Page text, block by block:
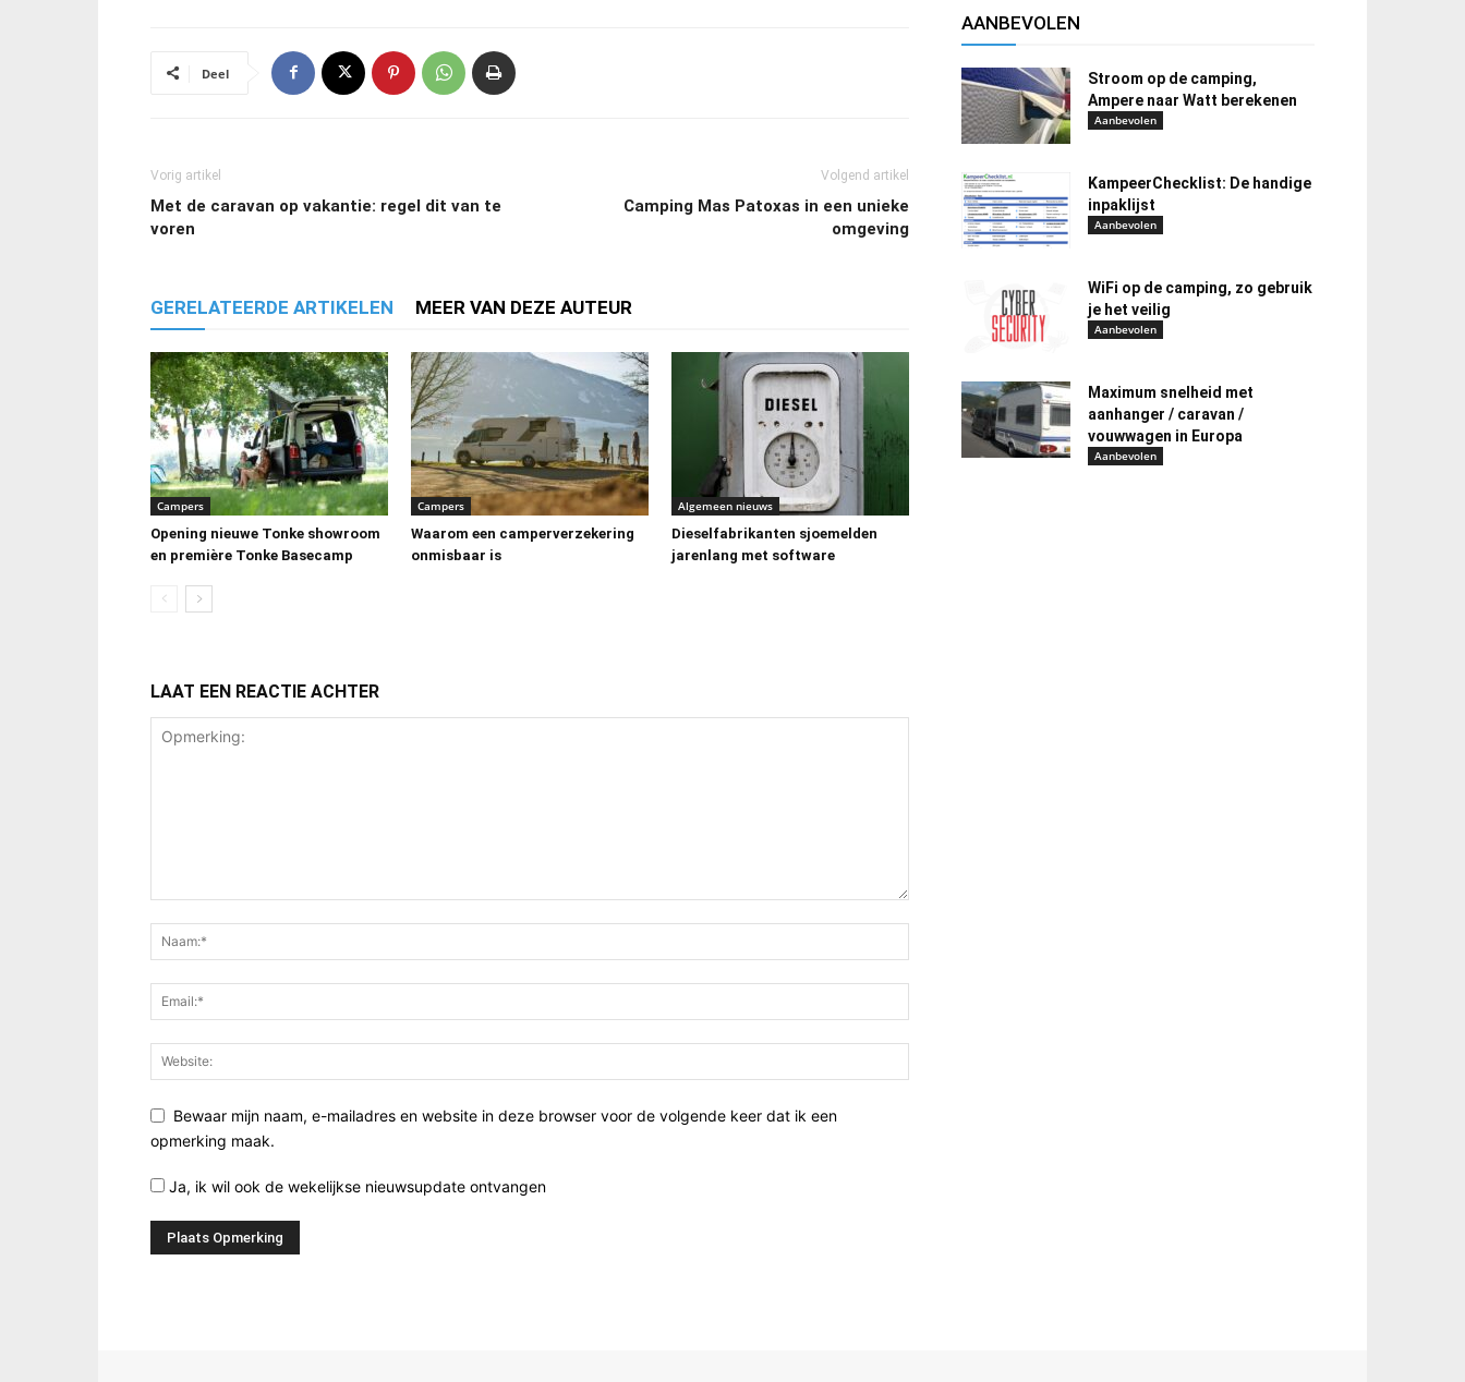
Deel
Vorig artikel
Met de caravan op vakantie: regel dit van te
voren
Volgend artikel
Camping Mas Patoxas in een unieke
omgeving
GERELATEERDE ARTIKELEN MEER VAN DEZE AUTEUR
Campers
Opening nieuwe Tonke showroom
en première Tonke Basecamp
Campers
Waarom een camperverzekering
onmisbaar is
Algemeen nieuws
Dieselfabrikanten sjoemelden
jarenlang met software
LAAT EEN REACTIE ACHTER
Bewaar mijn naam, e-mailadres en website in deze browser voor de volgende keer dat ik een
opmerking maak.
Ja, ik wil ook de wekelijkse nieuwsupdate ontvangen
AANBEVOLEN
Stroom op de camping,
Ampere naar Watt berekenen
Aanbevolen
KampeerChecklist: De handige
inpaklijst
Aanbevolen
WiFi op de camping, zo gebruik
je het veilig
Aanbevolen
Maximum snelheid met
aanhanger / caravan /
vouwwagen in Europa
Aanbevolen